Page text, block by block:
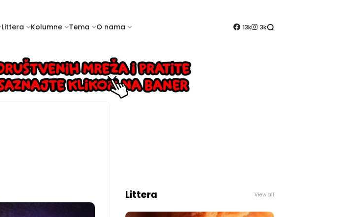
Littera Kolumne Tema O nama 13k 3k
Littera View all